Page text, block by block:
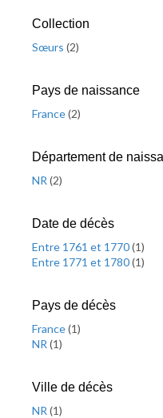
Collection
Sœurs (2)
Pays de naissance
France(2)
Département de
NR (2)
Date de décès
Entre 1761 et 1770(1)
Entre 1771 et 1780(1)
Pays de décès
France(1)
NR (1)
Ville de décès
NR (1)